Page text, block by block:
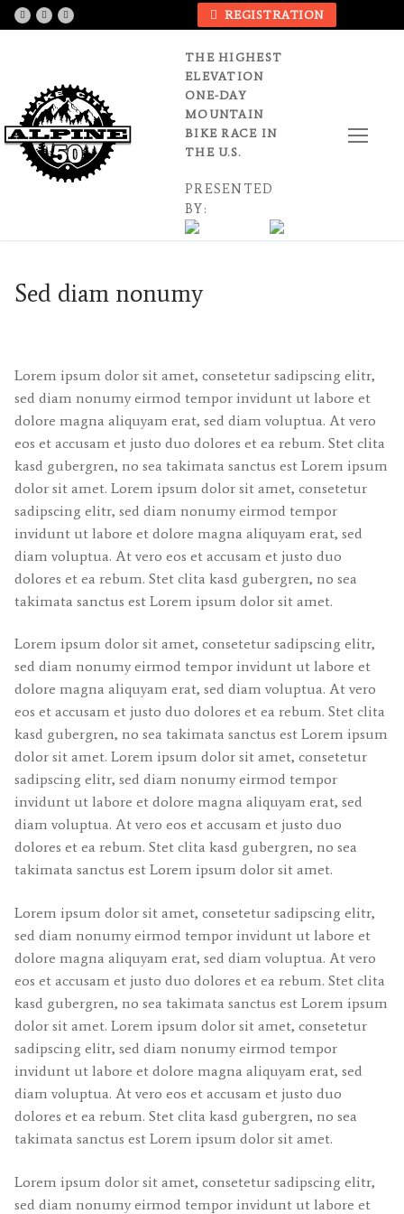
Skip
to
REGISTRATION
THE HIGHEST
ELEVATION
ONE-DAY
MOUNTAIN
BIKE RACE IN
THE U.S.
PRESENTED
BY:
Sed diam nonumy
Lorem ipsum dolor sit amet, consetetur sadipscing elitr,
sed diam nonumy eirmod tempor invidunt ut labore et
dolore magna aliquyam erat, sed diam voluptua. At vero
eos et accusam et justo duo dolores et ea rebum. Stet clita
kasd gubergren, no sea takimata sanctus est Lorem ipsum
dolor sit amet. Lorem ipsum dolor sit amet, consetetur
sadipscing elitr, sed diam nonumy eirmod tempor
invidunt ut labore et dolore magna aliquyam erat, sed
diam voluptua. At vero eos et accusam et justo duo
dolores et ea rebum. Stet clita kasd gubergren, no sea
takimata sanctus est Lorem ipsum dolor sit amet.
Lorem ipsum dolor sit amet, consetetur sadipscing elitr,
sed diam nonumy eirmod tempor invidunt ut labore et
dolore magna aliquyam erat, sed diam voluptua. At vero
eos et accusam et justo duo dolores et ea rebum. Stet clita
kasd gubergren, no sea takimata sanctus est Lorem ipsum
dolor sit amet. Lorem ipsum dolor sit amet, consetetur
sadipscing elitr, sed diam nonumy eirmod tempor
invidunt ut labore et dolore magna aliquyam erat, sed
diam voluptua. At vero eos et accusam et justo duo
dolores et ea rebum. Stet clita kasd gubergren, no sea
takimata sanctus est Lorem ipsum dolor sit amet.
Lorem ipsum dolor sit amet, consetetur sadipscing elitr,
sed diam nonumy eirmod tempor invidunt ut labore et
dolore magna aliquyam erat, sed diam voluptua. At vero
eos et accusam et justo duo dolores et ea rebum. Stet clita
kasd gubergren, no sea takimata sanctus est Lorem ipsum
dolor sit amet. Lorem ipsum dolor sit amet, consetetur
sadipscing elitr, sed diam nonumy eirmod tempor
invidunt ut labore et dolore magna aliquyam erat, sed
diam voluptua. At vero eos et accusam et justo duo
dolores et ea rebum. Stet clita kasd gubergren, no sea
takimata sanctus est Lorem ipsum dolor sit amet.
Lorem ipsum dolor sit amet, consetetur sadipscing elitr,
sed diam nonumy eirmod tempor invidunt ut labore et